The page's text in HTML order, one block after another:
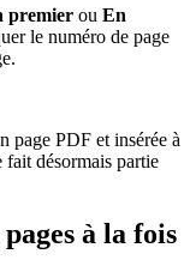
premier ou En
le numéro de page
page PDF et insérée à
désormais partie
à la fois